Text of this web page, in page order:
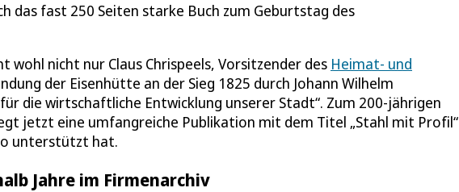
das fast 250 Seiten starke Buch zum Geburtstag des
wohl nicht nur Claus Chrispeels, Vorsitzender des Heimat- und
der Eisenhütte an der Sieg 1825 durch Johann Wilhelm
die wirtschaftliche Entwicklung unserer Stadt“. Zum 200-jährigen
jetzt eine umfangreiche Publikation mit dem Titel „Stahl mit Profil“
unterstützt hat.
Jahre im Firmenarchiv